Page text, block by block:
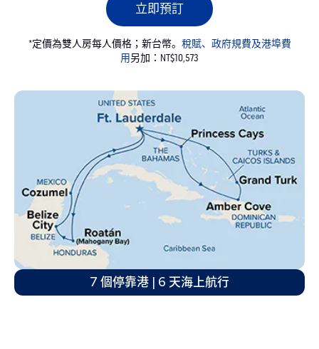
立即預訂
*定價為雙人房每人價格；新台幣。 稅賦、政府規費及港埠費
用另加：NT$10,573
7 個停靠港 | 6 天海上航行